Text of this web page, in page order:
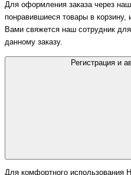
Для оформления заказа через
понравившиеся товары в корзину,
Вами свяжется наш сотрудник
данному заказу.
Регистрация и
Для комфортного использования